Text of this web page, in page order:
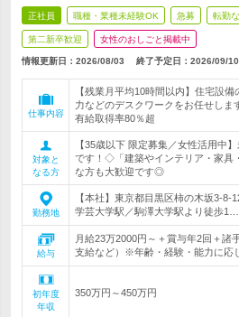
正社員 職種・業種未経験OK 急募 転勤
第二新卒歓迎 女性のおしごと掲載中
情報更新日：2026/08/03 終了予定日： 2026/09/10
仕事内容
【残業月平均10時間以内】住宅設
力などのデスクワークをお任せし
有給取得率80％超
対象と
なる方
【35歳以下 限定募集／女性活用中
です！◇「建築やインテリア・家具
な方も大歓迎です◎
勤務地
【本社】東京都目黒区柿の木坂3-
学芸大学駅／駒澤大学駅より徒歩1…
給与
月給23万2000円～＋賞与年2回＋諸
支給など）※年齢・経験・能力に応
初年度
年収
350万円～450万円